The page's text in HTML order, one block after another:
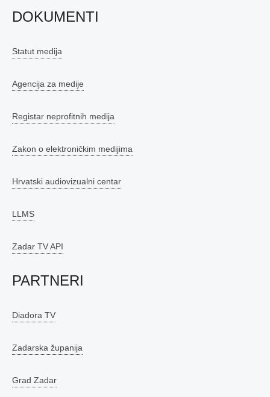
DOKUMENTI
Statut medija
Agencija za medije
Registar neprofitnih medija
Zakon o elektroničkim medijima
Hrvatski audiovizualni centar
LLMS
Zadar TV API
PARTNERI
Diadora TV
Zadarska županija
Grad Zadar